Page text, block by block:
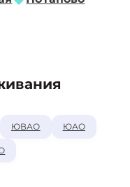
ЮВАО ЮАО